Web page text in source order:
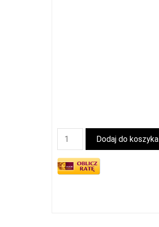
Dodaj do koszyka